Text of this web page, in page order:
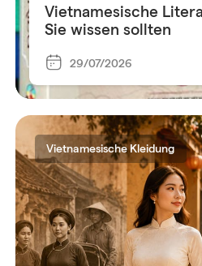
Vietnamesische
Sie wissen sollten
29/07/2026
Vietnamesische Kleidung